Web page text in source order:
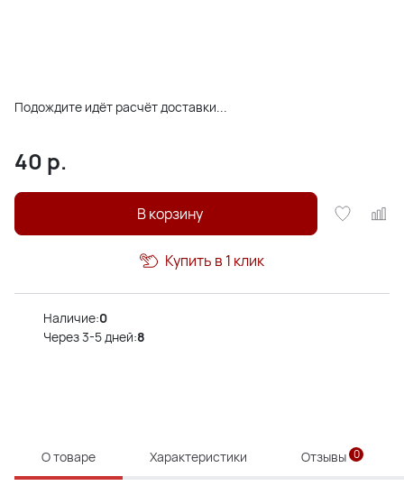
Подождите идёт расчёт доставки...
40 р.
В корзину
Купить в 1 клик
Наличие:0
Через 3-5 дней:8
О товаре Характеристики Отзывы 0